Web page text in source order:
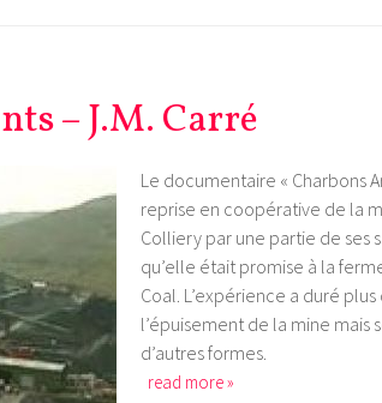
– J.M. Carré
Le documentaire « Charbons
reprise en coopérative de la
Colliery par une partie de ses
qu’elle était promise à la
Coal. L’expérience a duré plus
l’épuisement de la mine mais
d’autres formes.
read more »